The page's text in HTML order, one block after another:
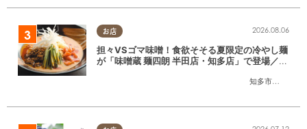
お店
知多市
,半田市
2026.08.06
担々VSゴマ味噌！食欲そそる夏限定の冷やし麺
が「味噌蔵 麺四朗 半田店・知多店」で登場／ち